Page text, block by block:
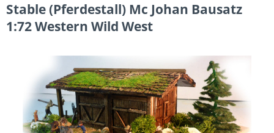
Stable (Pferdestall) Mc Johan Bausatz
1:72 Western Wild West